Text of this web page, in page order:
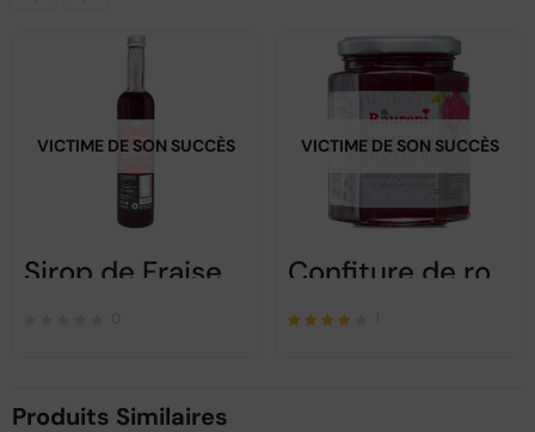
VICTIME DE SON SUCCÈS VICTIME DE SON SUCCÈS
Produits Similaires